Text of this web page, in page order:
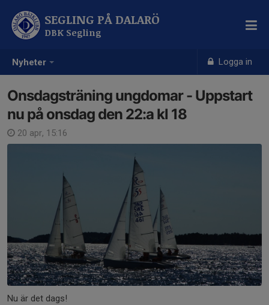
Nyheter Logga in
SEGLING PÅ DALARÖ
DBK Segling
Onsdagsträning ungdomar - Uppstart
nu på onsdag den 22:a kl 18
20 apr, 15:16
Nu är det dags!